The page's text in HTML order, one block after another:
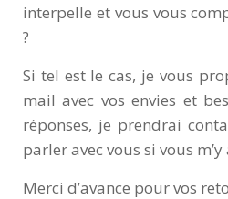
interpelle et vous vous
?
Si tel est le cas, je vous
mail avec vos envies et
réponses, je prendrai
parler avec vous si vous
Merci d’avance pour vos